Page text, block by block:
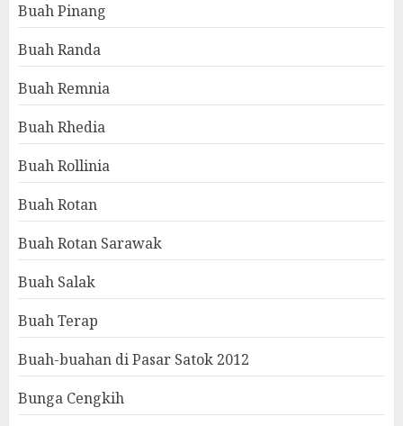
Buah Pinang
Buah Randa
Buah Remnia
Buah Rhedia
Buah Rollinia
Buah Rotan
Buah Rotan Sarawak
Buah Salak
Buah Terap
Buah-buahan di Pasar Satok 2012
Bunga Cengkih